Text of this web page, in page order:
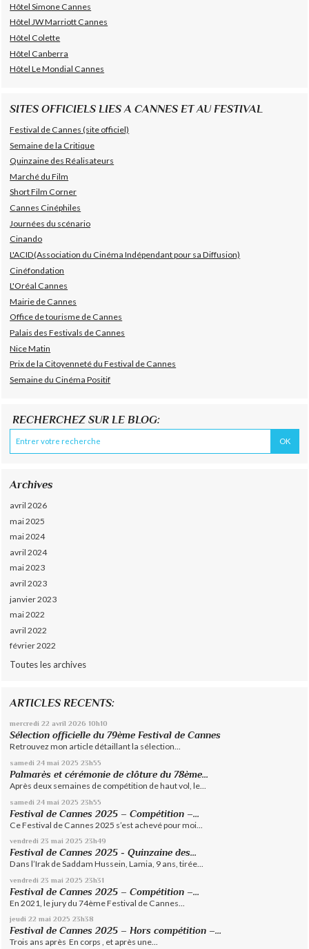
Hôtel Simone Cannes
Hôtel JW Marriott Cannes
Hôtel Colette
Hôtel Canberra
Hôtel Le Mondial Cannes
SITES OFFICIELS LIES A CANNES ET AU FESTIVAL
Festival de Cannes (site officiel)
Semaine de la Critique
Quinzaine des Réalisateurs
Marché du Film
Short Film Corner
Cannes Cinéphiles
Journées du scénario
Cinando
L'ACID(Association du Cinéma Indépendant pour sa Diffusion)
Cinéfondation
L'Oréal Cannes
Mairie de Cannes
Office de tourisme de Cannes
Palais des Festivals de Cannes
Nice Matin
Prix de la Citoyenneté du Festival de Cannes
Semaine du Cinéma Positif
RECHERCHEZ SUR LE BLOG:
Archives
avril 2026
mai 2025
mai 2024
avril 2024
mai 2023
avril 2023
janvier 2023
mai 2022
avril 2022
février 2022
Toutes les archives
ARTICLES RECENTS:
mercredi 22 avril 2026 10h10
Sélection officielle du 79ème Festival de Cannes
Retrouvez mon article détaillant la sélection...
samedi 24 mai 2025 23h55
Palmarès et cérémonie de clôture du 78ème...
Après deux semaines de compétition de haut vol, le...
samedi 24 mai 2025 23h55
Festival de Cannes 2025 – Compétition –...
Ce Festival de Cannes 2025 s’est achevé pour moi...
vendredi 23 mai 2025 23h49
Festival de Cannes 2025 - Quinzaine des...
Dans l’Irak de Saddam Hussein, Lamia, 9 ans, tirée...
vendredi 23 mai 2025 23h31
Festival de Cannes 2025 – Compétition –...
En 2021, le jury du 74ème Festival de Cannes...
jeudi 22 mai 2025 23h38
Festival de Cannes 2025 – Hors compétition –...
Trois ans après En corps , et après une...